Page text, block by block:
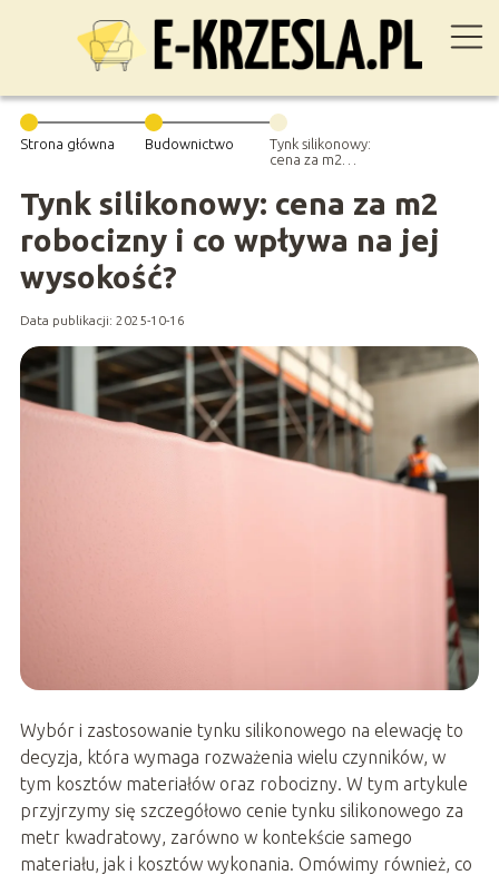
Strona główna Budownictwo
Tynk silikonowy:
cena za m2
wysokość?
Tynk silikonowy: cena za m2
robocizny i co wpływa na jej
wysokość?
Data publikacji: 2025-10-16
Wybór i zastosowanie tynku silikonowego na elewację to
decyzja, która wymaga rozważenia wielu czynników, w
tym kosztów materiałów oraz robocizny. W tym artykule
przyjrzymy się szczegółowo cenie tynku silikonowego za
metr kwadratowy, zarówno w kontekście samego
materiału, jak i kosztów wykonania. Omówimy również, co